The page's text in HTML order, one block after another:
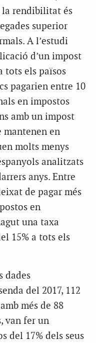
la rendibilitat és
superior
A l’estudi
d’un impost
tots els països
pagarien entre 10
en impostos
amb un impost
mantenen en
molts menys
analitzats
anys. Entre
de pagar més
en
una taxa
15% a tots els
dades
del 2017, 112
més de 88
van fer un
del 17% dels seus